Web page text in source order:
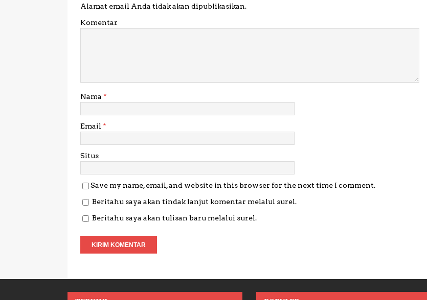
Alamat email Anda tidak akan dipublikasikan.
Komentar
Nama *
Email *
Situs
Save my name, email, and website in this browser for the next time I comment.
Beritahu saya akan tindak lanjut komentar melalui surel.
Beritahu saya akan tulisan baru melalui surel.